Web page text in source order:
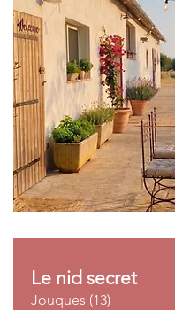
Le nid secret
Jouques (13)